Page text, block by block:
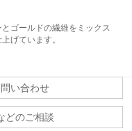
ゴールドの繊維をミックス
げています。
い合わせ
どのご相談